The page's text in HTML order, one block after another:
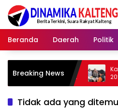
Langsung
konten
Beranda
Daerah Politik
Breaking NewsKapolres Barsel
2026, Ajak Pelaku
yang Jujur
Tidak ada yang